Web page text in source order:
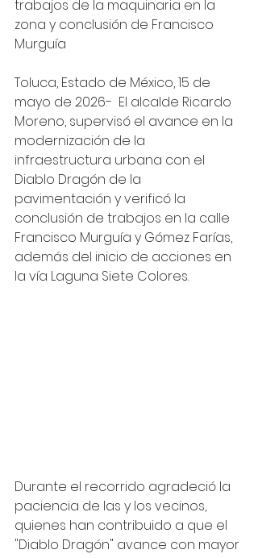
trabajos de la maquinaria en la
zona y conclusión de Francisco
Murguía
Toluca, Estado de México, 15 de
mayo de 2026.-  El alcalde Ricardo
Moreno, supervisó el avance en la
modernización de la
infraestructura urbana con el
Diablo Dragón de la
pavimentación y verificó la
conclusión de trabajos en la calle
Francisco Murguía y Gómez Farías,
además del inicio de acciones en
la vía Laguna Siete Colores.
Durante el recorrido agradeció la
paciencia de las y los vecinos,
quienes han contribuido a que el
"Diablo Dragón" avance con mayor